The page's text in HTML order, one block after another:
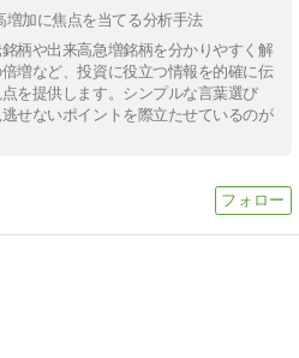
増加に焦点を当てる分析手法
柄や出来高急増銘柄を分かりやすく解
増など、投資に役立つ情報を的確に伝
を提供します。シンプルな言葉選び
せないポイントを際立たせているのが